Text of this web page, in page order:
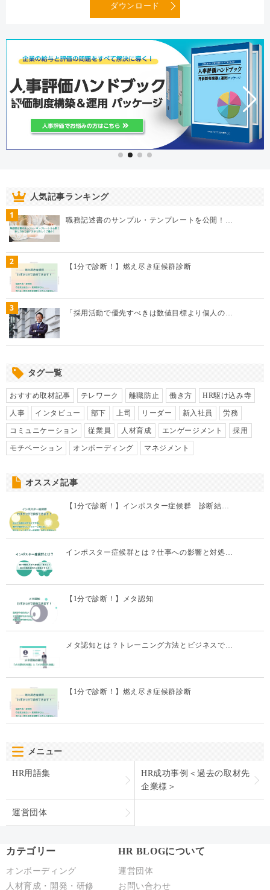
ダウンロード
人気記事ランキング
1 職務記述書のサンプル・テンプレートを公開！…
2 【1分で診断！】燃え尽き症候群診断
3 「採用活動で優先すべきは数値目標より個人の…
タグ一覧
おすすめ取材記事 テレワーク 離職防止 働き方 HR駆け込み寺
人事 インタビュー 部下 上司 リーダー 新入社員 労務
コミュニケーション 従業員 人材育成 エンゲージメント 採用
モチベーション オンボーディング マネジメント
オススメ記事
【1分で診断！】インポスター症候群 診断結…
インポスター症候群とは？仕事への影響と対処…
【1分で診断！】メタ認知
メタ認知とは？トレーニング方法とビジネスで…
【1分で診断！】燃え尽き症候群診断
メニュー
HR用語集
HR成功事例＜過去の取材先
企業様＞
運営団体
カテゴリー
オンボーディング
人材育成・開発・研修
HR BLOGについて
運営団体
お問い合わせ